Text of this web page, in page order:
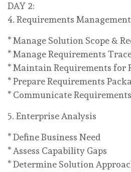
DAY 2:
4. Requirements
* Manage Solution Scope &
* Manage Requirements
* Maintain Requirements for
* Prepare Requirements
* Communicate Requirements
5. Enterprise Analysis
* Define Business Need
* Assess Capability Gaps
* Determine Solution